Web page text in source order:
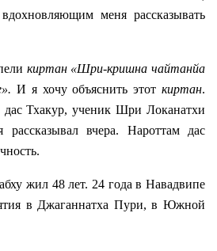
меня рассказывать
киртан «Шри-кришна чайтанйа
И я хочу объяснить этоткиртан.
дас Тхакур, ученик Шри Локанатхи
вчера.
Нароттам дас
жил 48 лет. 24 года в Навадвипе
в Джаганнатха Пури, в Южной